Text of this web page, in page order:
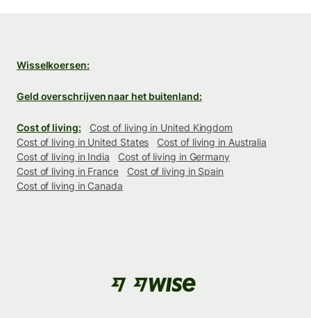
Wisselkoersen:
Geld overschrijven naar het buitenland:
Cost of living:
Cost of living in United Kingdom
Cost of living in United States
Cost of living in Australia
Cost of living in India
Cost of living in Germany
Cost of living in France
Cost of living in Spain
Cost of living in Canada